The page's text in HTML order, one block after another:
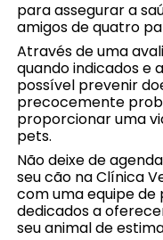
para assegurar a
amigos de quatro
Através de uma
quando indicados e
possível prevenir
precocemente
proporcionar uma
pets.
Não deixe de
seu cão na Clínica
com uma equipe de
dedicados a
seu animal de